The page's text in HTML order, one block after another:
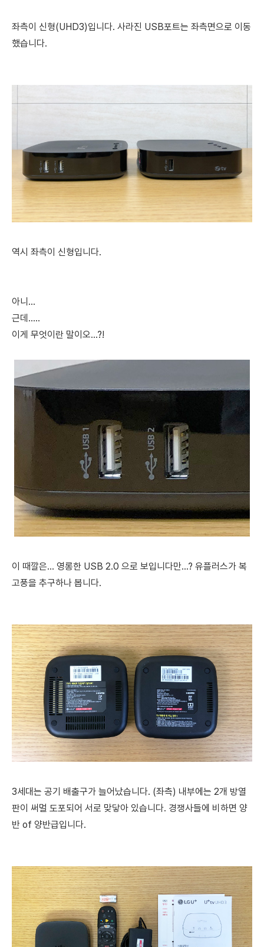
좌측이 신형(UHD3)입니다. 사라진 USB포트는 좌측면으로 이동
했습니다.
역시 좌측이 신형입니다.
아니...
근데.....
이게 무엇이란 말이오...?!
이 때깔은... 영롱한 USB 2.0 으로 보입니다만...? 유플러스가 복
고풍을 추구하나 봅니다.
3세대는 공기 배출구가 늘어났습니다. (좌측) 내부에는 2개 방열
판이 써멀 도포되어 서로 맞닿아 있습니다. 경쟁사들에 비하면 양
반 of 양반급입니다.